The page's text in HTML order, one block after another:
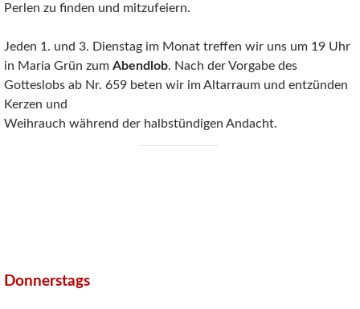
Perlen zu finden und mitzufeiern.
Jeden 1. und 3. Dienstag im Monat treffen wir uns um 19 Uhr
in Maria Grün zum Abendlob. Nach der Vorgabe des
Gotteslobs ab Nr. 659 beten wir im Altarraum und entzünden
Kerzen und
Weihrauch während der halbstündigen Andacht.
Donnerstags